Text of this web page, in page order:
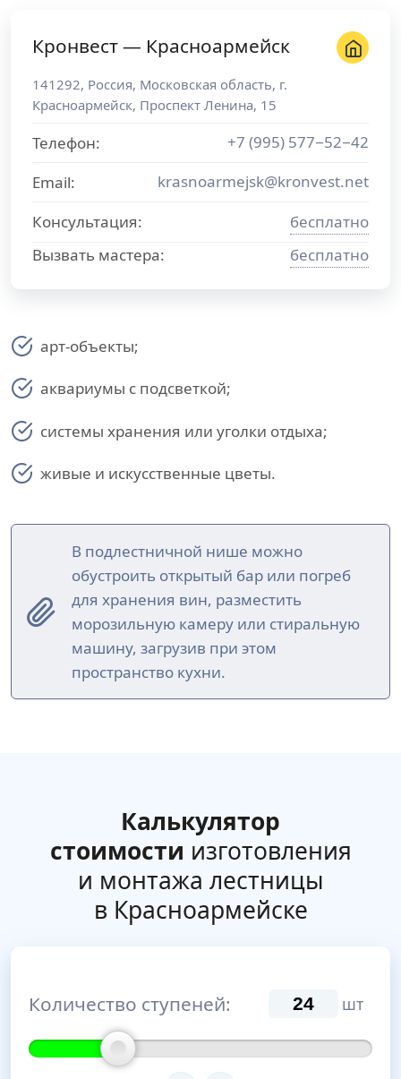
Кронвест — Красноармейск
141292, Россия, Московская область, г.
Красноармейск, Проспект Ленина, 15
Телефон:
+7 (995) 577−52−42
Email:
krasnoarmejsk@kronvest.net
Консультация:
бесплатно
Вызвать мастера:
бесплатно
арт-объекты;
аквариумы с подсветкой;
системы хранения или уголки отдыха;
живые и искусственные цветы.
В подлестничной нише можно
обустроить открытый бар или погреб
для хранения вин, разместить
морозильную камеру или стиральную
машину, загрузив при этом
пространство кухни.
Калькулятор
стоимости изготовления
и монтажа лестницы
в Красноармейске
Количество ступеней: шт